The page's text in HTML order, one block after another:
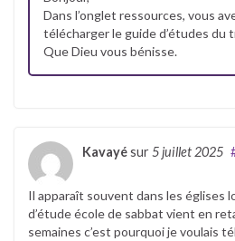
Dans l’onglet ressources, vous
télécharger le guide d’études du
Que Dieu vous bénisse.
Kavayésur 5 juillet 2025
Il apparaît souvent dans les églises
d’étude école de sabbat vient en
semaines c’est pourquoi je voulais